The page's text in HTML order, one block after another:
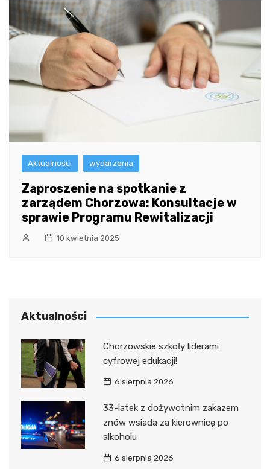
Aktualności wydarzenia
Zaproszenie na spotkanie z
zarządem Chorzowa: Konsultacje w
sprawie Programu Rewitalizacji
10 kwietnia 2025
Aktualności
Chorzowskie szkoły liderami
cyfrowej edukacji!
6 sierpnia 2026
33-latek z dożywotnim zakazem
znów wsiada za kierownicę po
alkoholu
6 sierpnia 2026